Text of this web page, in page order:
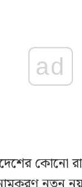
ad
কোনো